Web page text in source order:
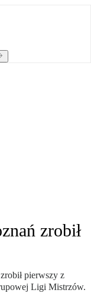
zrobił
pierwszy z
Ligi Mistrzów.